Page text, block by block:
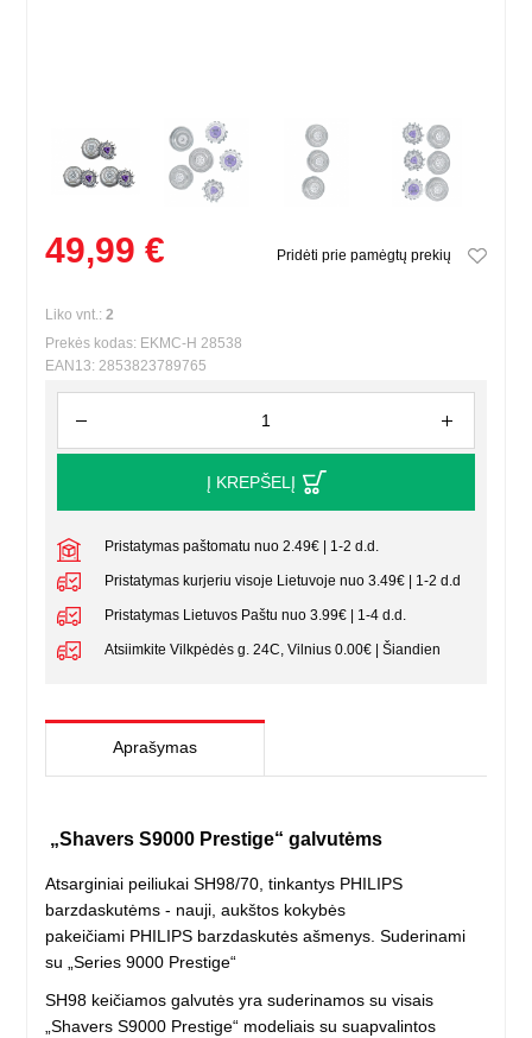
49,99 € Pridėti prie pamėgtų prekių
Liko vnt.:2
Prekės kodas: EKMC-H 28538
EAN13: 2853823789765
Į KREPŠELĮ
Pristatymas paštomatu nuo 2.49€ | 1-2 d.d.
Pristatymas kurjeriu visoje Lietuvoje nuo 3.49€ | 1-2 d.d
Pristatymas Lietuvos Paštu nuo 3.99€ | 1-4 d.d.
Atsiimkite Vilkpėdės g. 24C, Vilnius 0.00€ | Šiandien
Aprašymas
„Shavers S9000 Prestige“ galvutėms
Atsarginiai peiliukai SH98/70, tinkantys PHILIPS
barzdaskutėms - nauji, aukštos kokybės
pakeičiami PHILIPS barzdaskutės ašmenys. Suderinami
su „Series 9000 Prestige“
SH98 keičiamos galvutės yra suderinamos su visais
„Shavers S9000 Prestige“ modeliais su suapvalintos